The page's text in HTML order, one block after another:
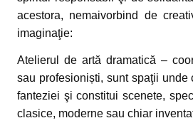
acestora, nemaivorbind de
imaginaţie:
Atelierul de artă dramatică –
sau profesioniști, sunt spaţii
fanteziei şi constitui scenete,
clasice, moderne sau chiar